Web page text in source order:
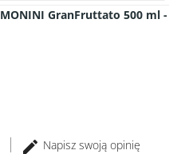
GranFruttato 500 ml -
Napisz swoją opinię